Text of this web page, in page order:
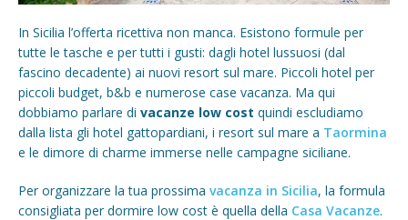
In Sicilia l’offerta ricettiva non manca. Esistono formule per
tutte le tasche e per tutti i gusti: dagli hotel lussuosi (dal
fascino decadente) ai nuovi resort sul mare. Piccoli hotel per
piccoli budget, b&b e numerose case vacanza. Ma qui
dobbiamo parlare di vacanze low cost quindi escludiamo
dalla lista gli hotel gattopardiani, i resort sul mare a Taormina
e le dimore di charme immerse nelle campagne siciliane.
Per organizzare la tua prossima vacanza in Sicilia, la formula
consigliata per dormire low cost è quella della Casa Vacanze.